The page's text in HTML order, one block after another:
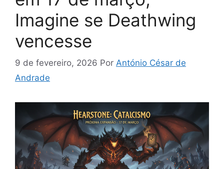
Imagine se Deathwing
vencesse
9 de fevereiro, 2026 Por António César de
Andrade